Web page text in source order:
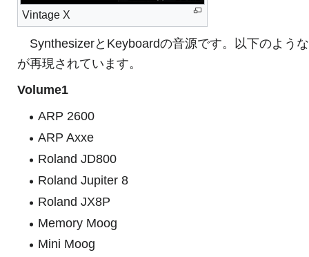
Vintage X
SynthesizerとKeyboardの音源です。以下のよう
が再現されています。
Volume1
ARP 2600
ARP Axxe
Roland JD800
Roland Jupiter 8
Roland JX8P
Memory Moog
Mini Moog